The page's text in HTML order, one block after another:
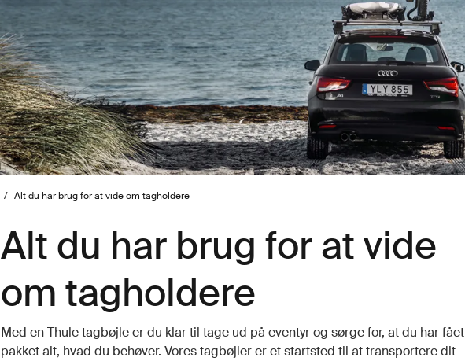
/ Alt du har brug for at vide om tagholdere
Alt du har brug for at vide
om tagholdere
Med en Thule tagbøjle er du klar til tage ud på eventyr og sørge for, at du har fået
pakket alt, hvad du behøver. Vores tagbøjler er et startsted til at transportere dit